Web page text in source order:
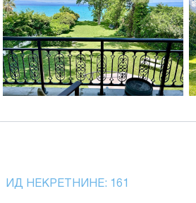
ИД НЕКРЕТНИНЕ: 161